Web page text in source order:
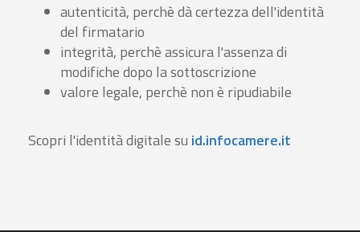
autenticità, perchè dà certezza dell'identità
del firmatario
integrità, perchè assicura l'assenza di
modifiche dopo la sottoscrizione
valore legale, perchè non è ripudiabile
Scopri l'identità digitale su id.infocamere.it